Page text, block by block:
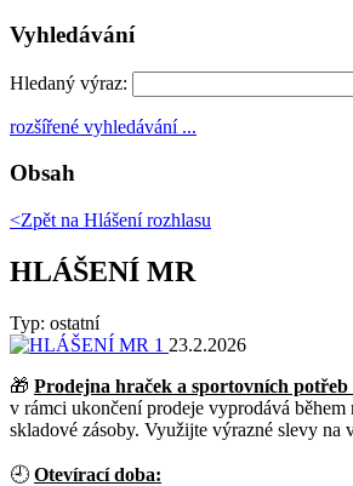
Vyhledávání
Hledaný výraz:
rozšířené vyhledávání ...
Obsah
<Zpět na Hlášení rozhlasu
HLÁŠENÍ MR
Typ: ostatní
23.2.2026
🎁 Prodejna hraček a sportovních
v rámci ukončení prodeje vyprodává během
skladové zásoby. Využijte výrazné slevy na
🕘 Otevírací doba: